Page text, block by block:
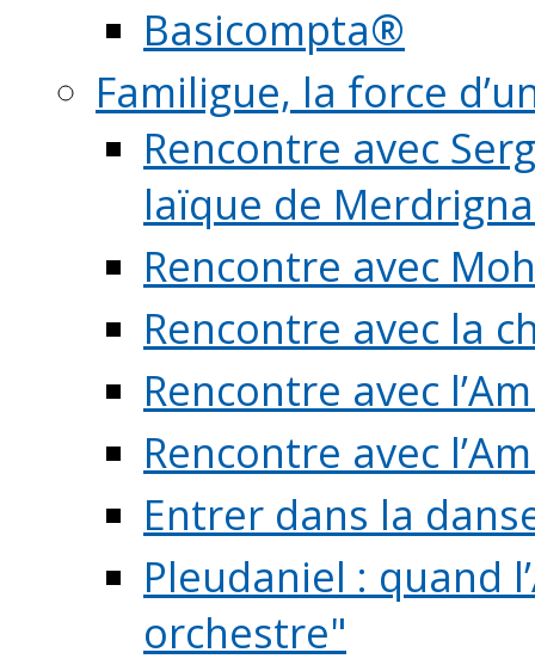
Basicompta®
Familigue, la force
Rencontre avec
laïque de
Rencontre avec
Rencontre avec la
Rencontre avec
Rencontre avec
Entrer dans la
Pleudaniel : quand
orchestre"